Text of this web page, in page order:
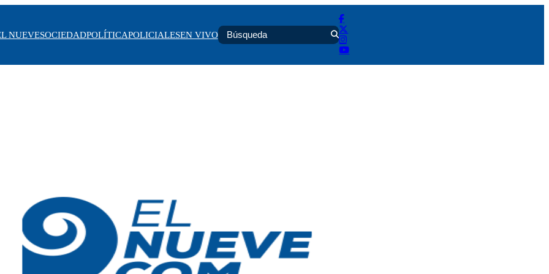
NUEVESOCIEDADPOLÍTICAPOLICIALESEN VIVO